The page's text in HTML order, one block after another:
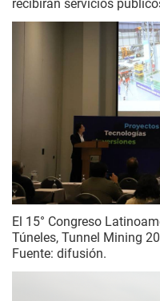
recibirán servicios
El 15° Congreso
Túneles, Tunnel Mining
Fuente: difusión.